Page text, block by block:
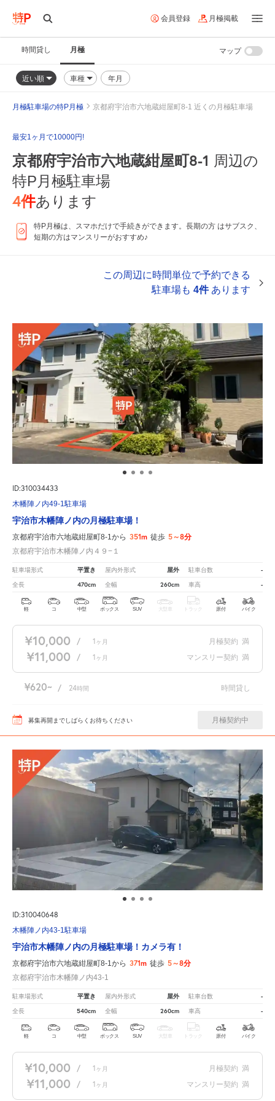
会員登録 月極掲載
時間貸し 月極
近い順 車種 年月
マップ
月極駐車場の特P月極 京都府宇治市六地蔵紺屋町8-1 近くの月極駐車場
最安1ヶ月で10000円!
京都府宇治市六地蔵紺屋町8-1 周辺の
特P月極駐車場
4件あります
特P月極は、スマホだけで手続きができます。長期の方 はサブスク、
短期の方はマンスリーがおすすめ♪
この周辺に時間単位で予約できる
駐車場も 4件あります
ID:310034433
木幡陣ノ内49-1駐車場
宇治市木幡陣ノ内の月極駐車場！
京都府宇治市六地蔵紺屋町8-1から 351m 徒歩 5～8分
京都府宇治市木幡陣ノ内４９−１
駐車場形式 平置き 屋内外形式 屋外 駐車台数 -
全長 470cm 全幅 260cm 車高 -
軽 コ 中型 ボックス SUV 大型車 トラック 原付 バイク
¥10,000 / 1 ヶ月 月極契約 満
¥11,000 / 1 ヶ月 マンスリー契約 満
¥620 / 24時間 時間貸し
募集再開までしばらくお待ちください 月極契約中
ID:310040648
木幡陣ノ内43-1駐車場
宇治市木幡陣ノ内の月極駐車場！カメラ有！
京都府宇治市六地蔵紺屋町8-1から 371m 徒歩 5～8分
京都府宇治市木幡陣ノ内43-1
駐車場形式 平置き 屋内外形式 屋外 駐車台数 -
全長 540cm 全幅 260cm 車高 -
軽 コ 中型 ボックス SUV 大型車 トラック 原付 バイク
¥10,000 / 1 ヶ月 月極契約 満
¥11,000 / 1 ヶ月 マンスリー契約 満